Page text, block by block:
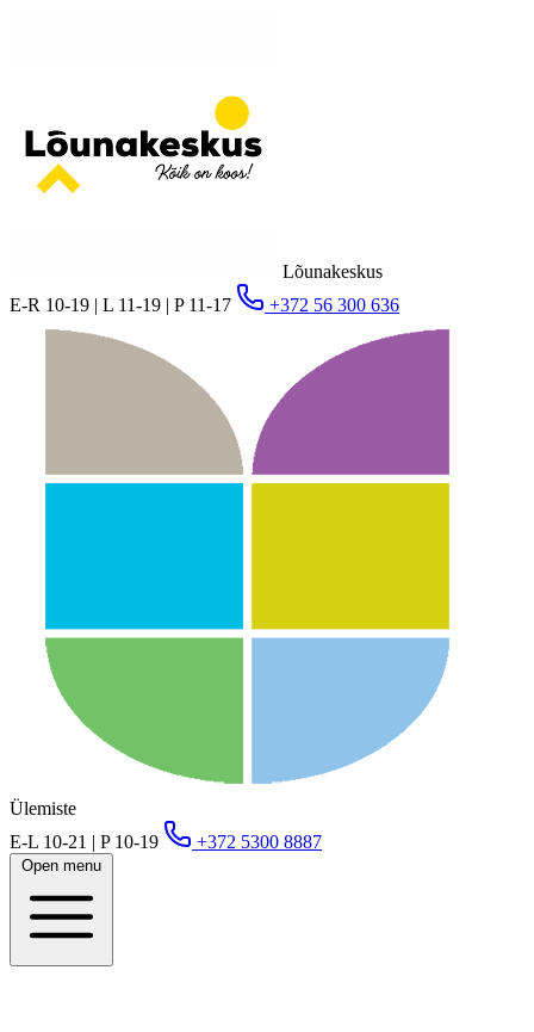
Lõunakeskus
E-R 10-19 | L 11-19 | P 11-17
+372 56 300 636
Ülemiste
E-L 10-21 | P 10-19
+372 5300 8887
Open menu